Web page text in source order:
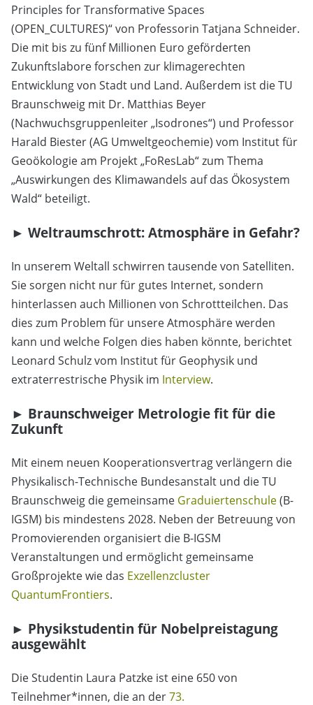
Principles for Transformative Spaces
(OPEN_CULTURES)“ von Professorin Tatjana Schneider.
Die mit bis zu fünf Millionen Euro geförderten
Zukunftslabore forschen zur klimagerechten
Entwicklung von Stadt und Land. Außerdem ist die TU
Braunschweig mit Dr. Matthias Beyer
(Nachwuchsgruppenleiter „Isodrones“) und Professor
Harald Biester (AG Umweltgeochemie) vom Institut für
Geoökologie am Projekt „FoResLab“ zum Thema
„Auswirkungen des Klimawandels auf das Ökosystem
Wald“ beteiligt.
► Weltraumschrott: Atmosphäre in Gefahr?
In unserem Weltall schwirren tausende von Satelliten.
Sie sorgen nicht nur für gutes Internet, sondern
hinterlassen auch Millionen von Schrottteilchen. Das
dies zum Problem für unsere Atmosphäre werden
kann und welche Folgen dies haben könnte, berichtet
Leonard Schulz vom Institut für Geophysik und
extraterrestrische Physik im Interview.
► Braunschweiger Metrologie fit für die
Zukunft
Mit einem neuen Kooperationsvertrag verlängern die
Physikalisch-Technische Bundesanstalt und die TU
Braunschweig die gemeinsame Graduiertenschule(B-
IGSM) bis mindestens 2028. Neben der Betreuung von
Promovierenden organisiert die B-IGSM
Veranstaltungen und ermöglicht gemeinsame
Großprojekte wie das Exzellenzcluster
QuantumFrontiers.
► Physikstudentin für Nobelpreistagung
ausgewählt
Die Studentin Laura Patzke ist eine 650 von
Teilnehmer*innen, die an der73.